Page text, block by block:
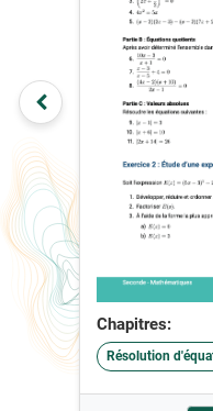
Chapitres:
Résolution